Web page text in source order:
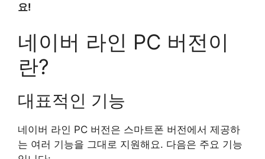
요!
네이버 라인 PC 버전이
란?
대표적인 기능
네이버 라인 PC 버전은 스마트폰 버전에서 제공하
는 여러 기능을 그대로 지원해요. 다음은 주요 기능